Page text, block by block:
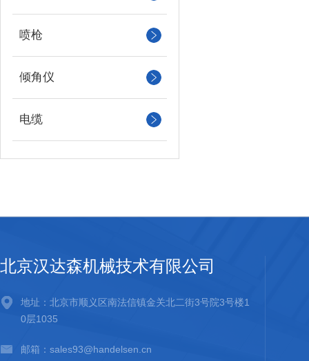
喷枪
倾角仪
电缆
北京汉达森机械技术有限公司
地址：北京市顺义区南法信镇金关北二街3号院3号楼1
0层1035
邮箱：sales93@handelsen.cn